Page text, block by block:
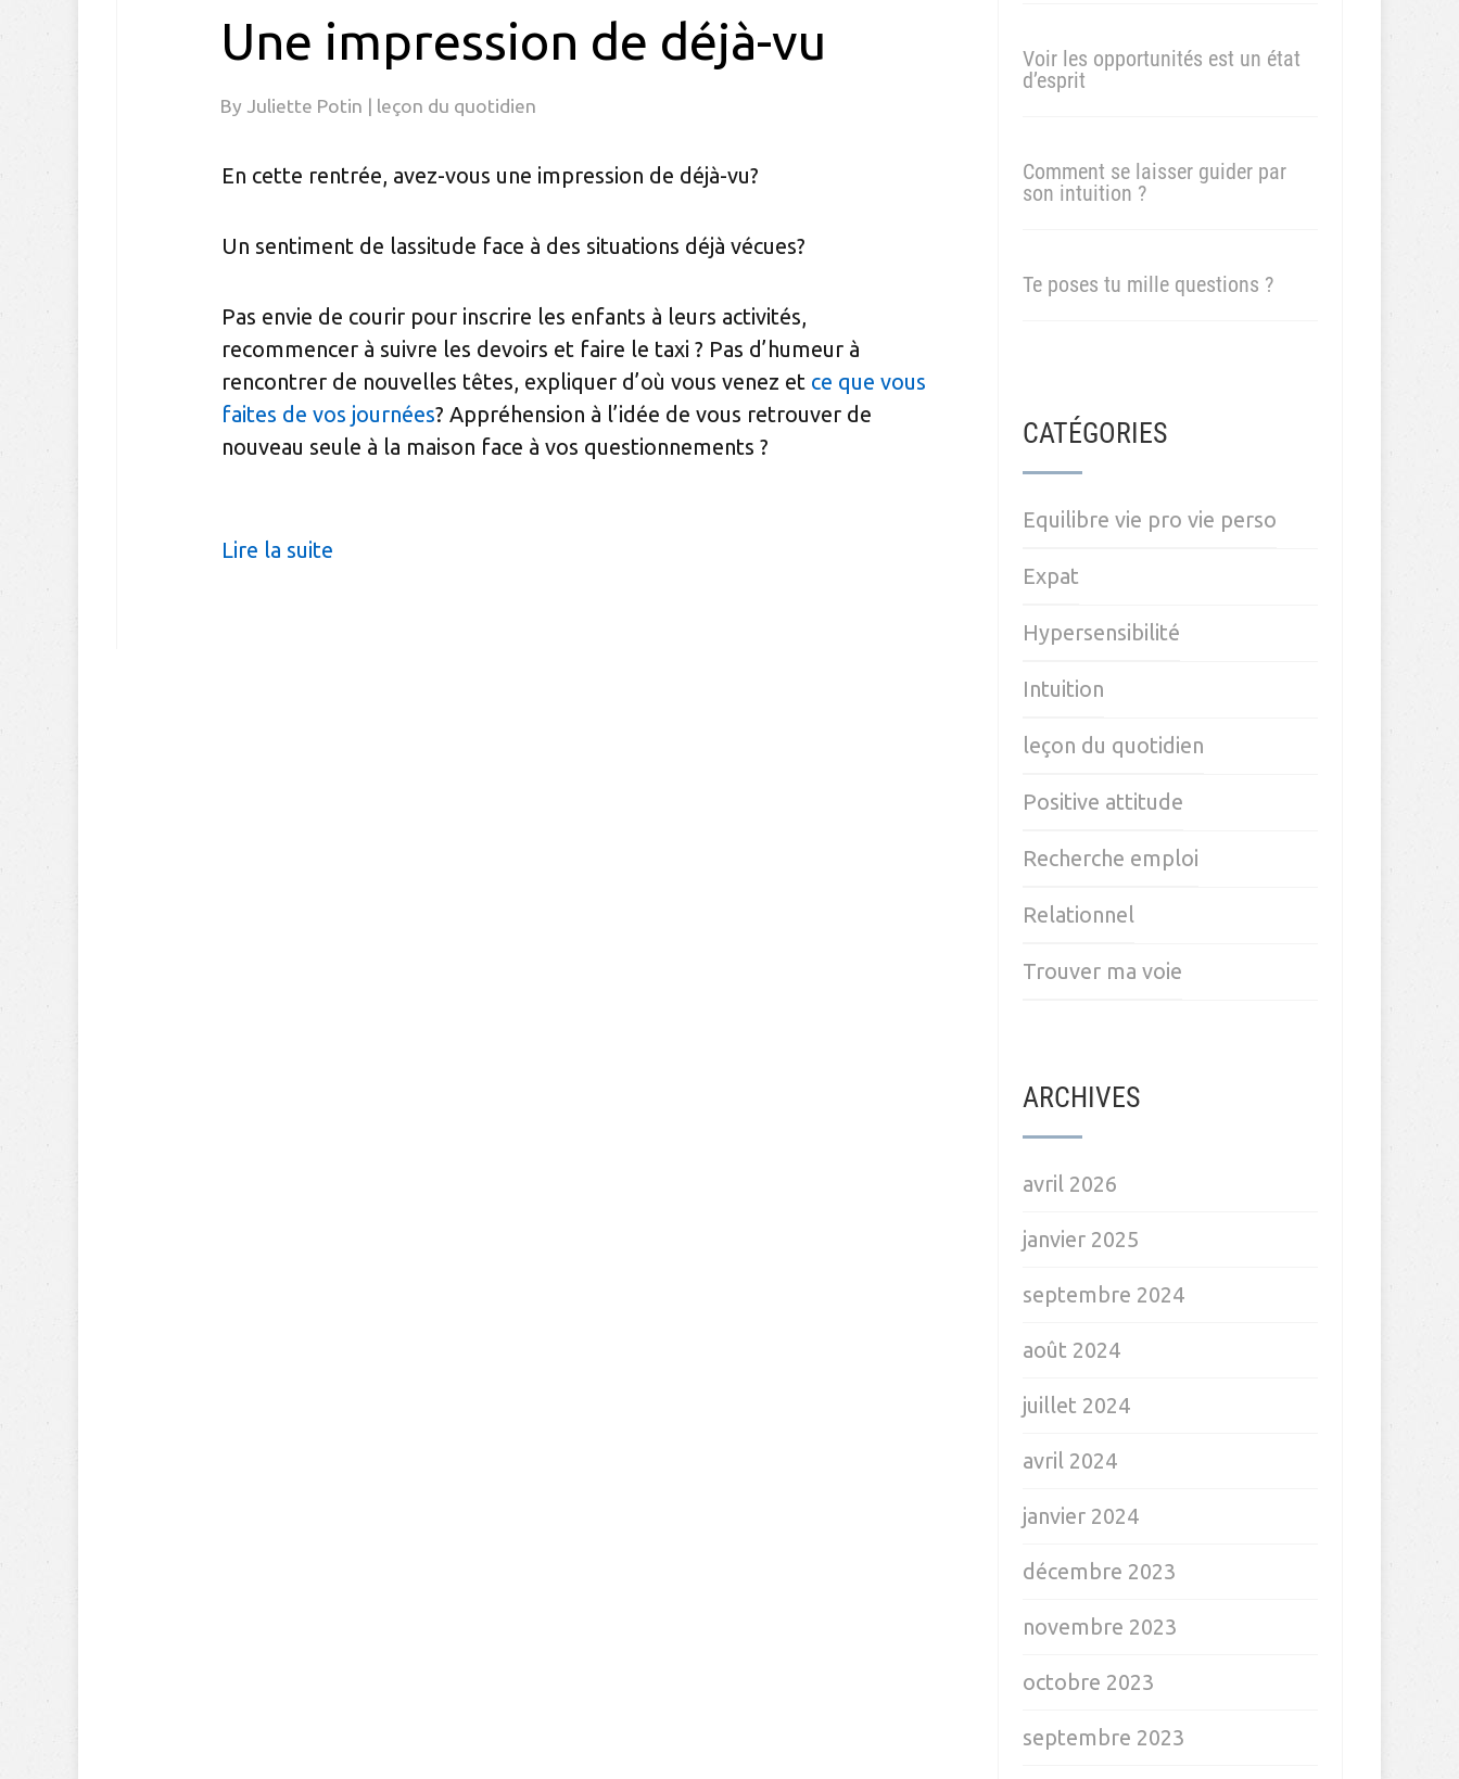
Une impression de déjà-vu
By Juliette Potin | leçon du quotidien
En cette rentrée, avez-vous une impression de déjà-vu?
Un sentiment de lassitude face à des situations déjà vécues?
Pas envie de courir pour inscrire les enfants à leurs activités,
recommencer à suivre les devoirs et faire le taxi ? Pas d’humeur à
rencontrer de nouvelles têtes, expliquer d’où vous venez et ce que vous
faites de vos journées? Appréhension à l’idée de vous retrouver de
nouveau seule à la maison face à vos questionnements ?
Lire la suite
Voir les opportunités est un état
d’esprit
Comment se laisser guider par
son intuition ?
Te poses tu mille questions ?
CATÉGORIES
Equilibre vie pro vie perso
Expat
Hypersensibilité
Intuition
leçon du quotidien
Positive attitude
Recherche emploi
Relationnel
Trouver ma voie
ARCHIVES
avril 2026
janvier 2025
septembre 2024
août 2024
juillet 2024
avril 2024
janvier 2024
décembre 2023
novembre 2023
octobre 2023
septembre 2023